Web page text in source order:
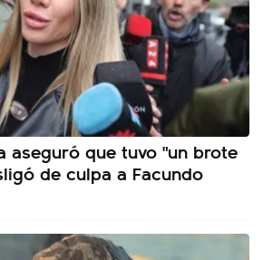
aseguró que tuvo "un brote
de culpa a Facundo